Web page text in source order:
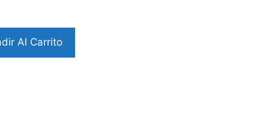
Al Carrito